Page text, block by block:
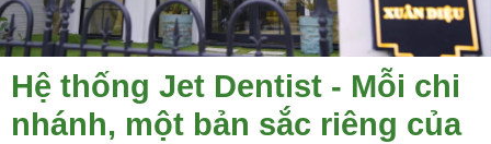
Hệ thống Jet Dentist - Mỗi chi
nhánh, một bản sắc riêng của